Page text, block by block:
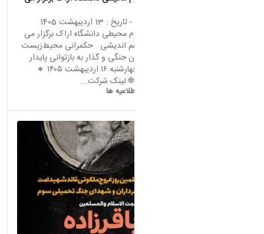
- تاریخ : 13 اردیبهشت 1405
پژوهشکده علوم محیطی دانشگاه اراک برگزار می
کند: نشست هم اندیشی حکمرانی محیط‌زیست
در شرایط بحران جنگی و گذار به بازتوانی پایدار
سرزمین 🔸 چهارشنبه ۱۶ اردیبهشت ۱۴۰۵ 🔸
اطلاعیه ها